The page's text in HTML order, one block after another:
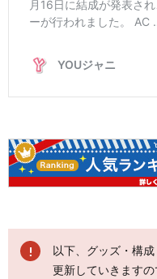
以下、グッズ・構
更新していきますの